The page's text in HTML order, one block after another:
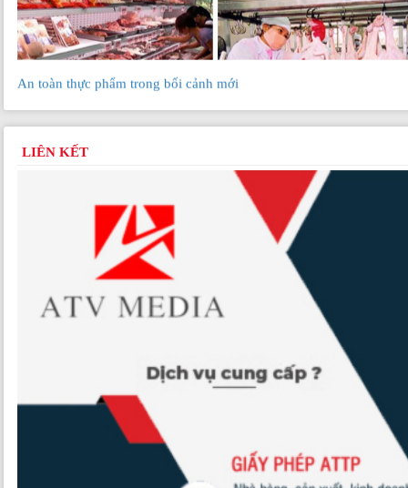
An toàn thực phẩm trong bối cảnh mới
Thí điểm dự án hỗ trợ doanh nghiệp áp dụng truy xuất nguồn gốc
Doanh nghiệp xuất khẩu nông sản gặp khó khi tiếp cận thông tin
đổi quy định về an toàn thực phẩm
LIÊN KẾT